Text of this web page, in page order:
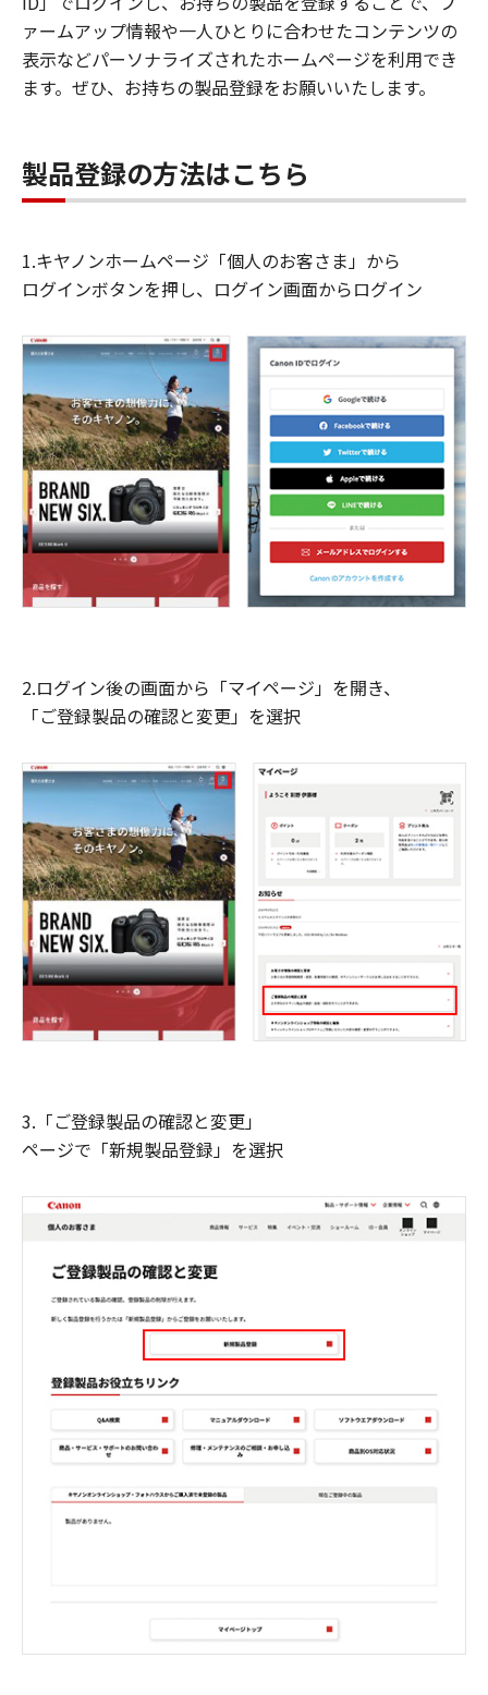
ァームアップ情報や一人ひとりに合わせたコンテンツの
表示などパーソナライズされたホームページを利用でき
ます。ぜひ、お持ちの製品登録をお願いいたします。
製品登録の方法はこちら
1.キヤノンホームページ「個人のお客さま」から
ログインボタンを押し、ログイン画面からログイン
2.ログイン後の画面から「マイページ」を開き、
「ご登録製品の確認と変更」を選択
3.「ご登録製品の確認と変更」
ページで「新規製品登録」を選択